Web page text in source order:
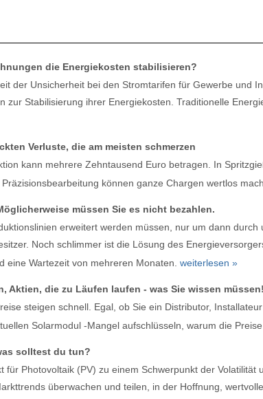
die Energiekosten stabilisieren?
der Unsicherheit bei den Stromtarifen für Gewerbe und
zur Stabilisierung ihrer Energiekosten. Traditionelle
Verluste, die am meisten schmerzen
kann mehrere Zehntausend Euro betragen. In
können ganze Chargen wertlos
müssen Sie es nicht bezahlen.
erweitert werden müssen, nur um dann
Noch schlimmer ist die Lösung des
eine Wartezeit von mehreren Monaten. weiterlesen »
Aktien, die zu Läufen laufen - was Sie wissen müssen!
steigen schnell. Egal, ob Sie ein Distributor,
Solarmodul -Mangel aufschlüsseln, warum die
solltest du tun?
Photovoltaik (PV) zu einem Schwerpunkt der
überwachen und teilen, in der Hoffnung,